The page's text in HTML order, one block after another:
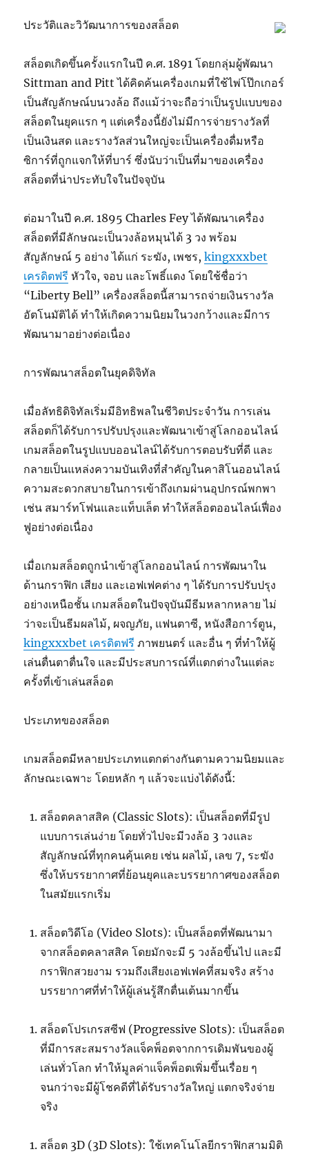
ประวัติและวิวัฒนาการของสล็อต
สล็อตเกิดขึ้นครั้งแรกในปี ค.ศ. 1891 โดยกลุ่มผู้พัฒนา
Sittman and Pitt ได้คิดค้นเครื่องเกมที่ใช้ไพ่โป๊กเกอร์
เป็นสัญลักษณ์บนวงล้อ ถึงแม้ว่าจะถือว่าเป็นรูปแบบของ
สล็อตในยุคแรก ๆ แต่เครื่องนี้ยังไม่มีการจ่ายรางวัลที่
เป็นเงินสด และรางวัลส่วนใหญ่จะเป็นเครื่องดื่มหรือ
ซิการ์ที่ถูกแจกให้ที่บาร์ ซึ่งนับว่าเป็นที่มาของเครื่อง
สล็อตที่น่าประทับใจในปัจจุบัน
ต่อมาในปี ค.ศ. 1895 Charles Fey ได้พัฒนาเครื่อง
สล็อตที่มีลักษณะเป็นวงล้อหมุนได้ 3 วง พร้อม
สัญลักษณ์ 5 อย่าง ได้แก่ ระฆัง, เพชร,kingxxxbet
เครดิตฟรี หัวใจ, จอบ และโพธิ์แดง โดยใช้ชื่อว่า
“Liberty Bell” เครื่องสล็อตนี้สามารถจ่ายเงินรางวัล
อัตโนมัติได้ ทำให้เกิดความนิยมในวงกว้างและมีการ
พัฒนามาอย่างต่อเนื่อง
การพัฒนาสล็อตในยุคดิจิทัล
เมื่อลัทธิดิจิทัลเริ่มมีอิทธิพลในชีวิตประจำวัน การเล่น
สล็อตก็ได้รับการปรับปรุงและพัฒนาเข้าสู่โลกออนไลน์
เกมสล็อตในรูปแบบออนไลน์ได้รับการตอบรับที่ดี และ
กลายเป็นแหล่งความบันเทิงที่สำคัญในคาสิโนออนไลน์
ความสะดวกสบายในการเข้าถึงเกมผ่านอุปกรณ์พกพา
เช่น สมาร์ทโฟนและแท็บเล็ต ทำให้สล็อตออนไลน์เฟื่อง
ฟูอย่างต่อเนื่อง
เมื่อเกมสล็อตถูกนำเข้าสู่โลกออนไลน์ การพัฒนาใน
ด้านกราฟิก เสียง และเอฟเฟคต่าง ๆ ได้รับการปรับปรุง
อย่างเหนือชั้น เกมสล็อตในปัจจุบันมีธีมหลากหลาย ไม่
ว่าจะเป็นธีมผลไม้, ผจญภัย, แฟนตาซี, หนังสือการ์ตูน,
kingxxxbet เครดิตฟรี ภาพยนตร์ และอื่น ๆ ที่ทำให้ผู้
เล่นตื่นตาตื่นใจ และมีประสบการณ์ที่แตกต่างในแต่ละ
ครั้งที่เข้าเล่นสล็อต
ประเภทของสล็อต
เกมสล็อตมีหลายประเภทแตกต่างกันตามความนิยมและ
ลักษณะเฉพาะ โดยหลัก ๆ แล้วจะแบ่งได้ดังนี้:
สล็อตคลาสสิค (Classic Slots): เป็นสล็อตที่มีรูป
แบบการเล่นง่าย โดยทั่วไปจะมีวงล้อ 3 วงและ
สัญลักษณ์ที่ทุกคนคุ้นเคย เช่น ผลไม้, เลข 7, ระฆัง
ซึ่งให้บรรยากาศที่ย้อนยุคและบรรยากาศของสล็อต
ในสมัยแรกเริ่ม
สล็อตวิดีโอ (Video Slots): เป็นสล็อตที่พัฒนามา
จากสล็อตคลาสสิค โดยมักจะมี 5 วงล้อขึ้นไป และมี
กราฟิกสวยงาม รวมถึงเสียงเอฟเฟคที่สมจริง สร้าง
บรรยากาศที่ทำให้ผู้เล่นรู้สึกตื่นเต้นมากขึ้น
สล็อตโปรเกรสซีฟ (Progressive Slots): เป็นสล็อต
ที่มีการสะสมรางวัลแจ็คพ็อตจากการเดิมพันของผู้
เล่นทั่วโลก ทำให้มูลค่าแจ็คพ็อตเพิ่มขึ้นเรื่อย ๆ
จนกว่าจะมีผู้โชคดีที่ได้รับรางวัลใหญ่ แตกจริงจ่าย
จริง
สล็อต 3D (3D Slots): ใช้เทคโนโลยีกราฟิกสามมิติ